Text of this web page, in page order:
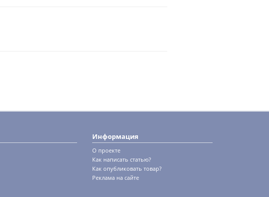
Информация
О проекте
Как написать статью?
Как опубликовать товар?
Реклама на сайте